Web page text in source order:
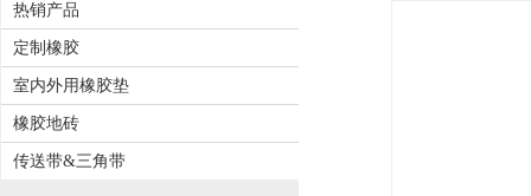
热销产品
定制橡胶
室内外用橡胶垫
橡胶地砖
传送带&三角带